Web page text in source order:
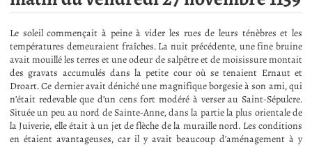
Le soleil commençait à peine à vider les rues de leurs ténèbres et les
températures demeuraient fraîches. La nuit précédente, une fine bruine
avait mouillé les terres et une odeur de salpêtre et de moisissure montait
des gravats accumulés dans la petite cour où se tenaient Ernaut et
Droart. Ce dernier avait déniché une magnifique borgesie à son ami, qui
n’était redevable que d’un cens fort modéré à verser au Saint-Sépulcre.
Située un peu au nord de Sainte-Anne, dans la partie la plus orientale de
la Juiverie, elle était à un jet de flèche de la muraille nord. Les conditions
en étaient avantageuses, car il y avait beaucoup d’aménagement à y